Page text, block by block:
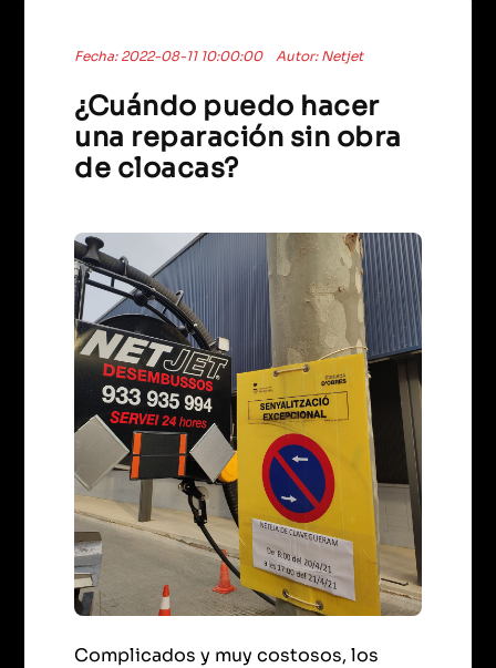
Fecha: 2022-08-11 10:00:00 Autor: Netjet
¿Cuándo puedo hacer
una reparación sin obra
de cloacas?
Complicados y muy costosos, los